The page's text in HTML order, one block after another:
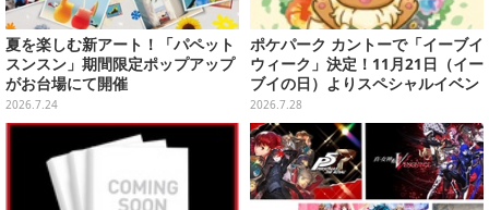
夏を楽しむ新アート！「パペット
スンスン」期間限定ポップアップ
がお台場にて開催
2026.7.24
ポケパーク カントーで「イーブイ
ウィーク」決定！11月21日（イー
ブイの日）よりスペシャルイベン
ト開催
2026.7.28